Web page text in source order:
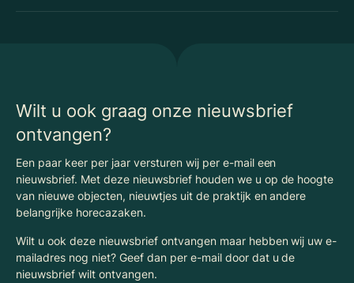
Algemene voorwaarden
Vergunningen
Wilt u ook graag onze nieuwsbrief
ontvangen?
Een paar keer per jaar versturen wij per e-mail een
nieuwsbrief. Met deze nieuwsbrief houden we u op de hoogte
van nieuwe objecten, nieuwtjes uit de praktijk en andere
belangrijke horecazaken.
Wilt u ook deze nieuwsbrief ontvangen maar hebben wij uw e-
mailadres nog niet? Geef dan per e-mail door dat u de
nieuwsbrief wilt ontvangen.